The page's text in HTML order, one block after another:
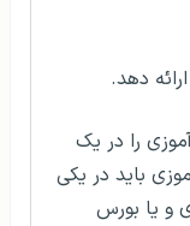
دهد.
را در یک
باید در یکی
و یا بورس